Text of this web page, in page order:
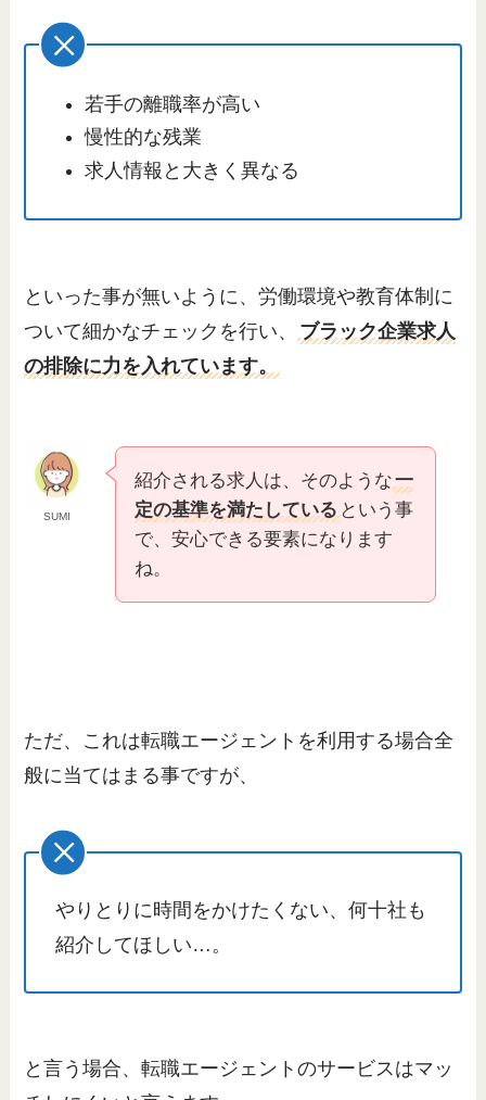
若手の離職率が高い
慢性的な残業
求人情報と大きく異なる
といった事が無いように、労働環境や教育体制に
ついて細かなチェックを行い、
ブラック企業求人
の排除に力を入れています。
SUMI
紹介される求人は、そのような一
定の基準を満たしている という事
で、安心できる要素になります
ね。
ただ、これは転職エージェントを利用する場合全
般に当てはまる事ですが、
やりとりに時間をかけたくない、何十社も
紹介してほしい…。
と言う場合、転職エージェントのサービスはマッ